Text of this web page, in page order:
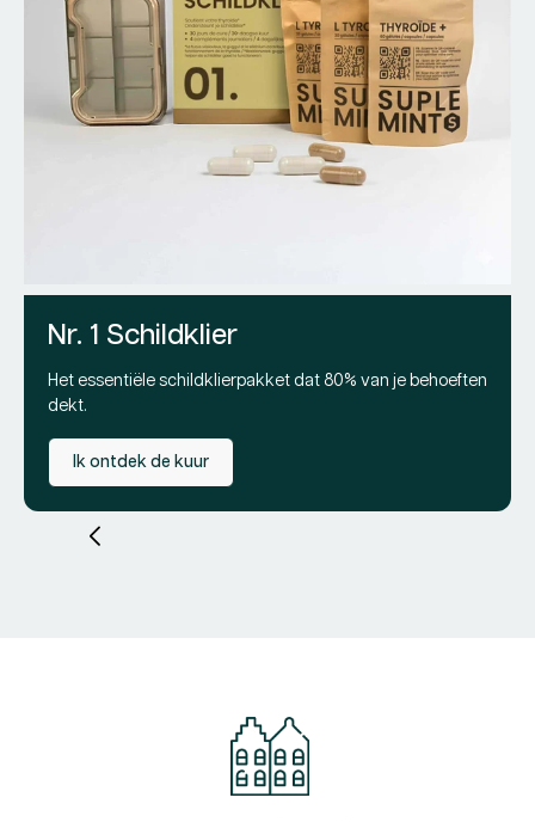
Nr. 1 Schildklier
Het essentiële schildklierpakket dat 80% van je behoeften
dekt.
Ik ontdek de kuur